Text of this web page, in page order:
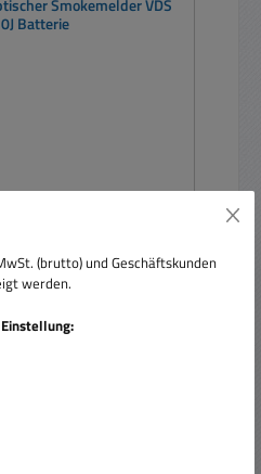
Smokemelder VDS
Batterie
Preis:
€
Warenkorb
(brutto) und Geschäftskunden
werden.